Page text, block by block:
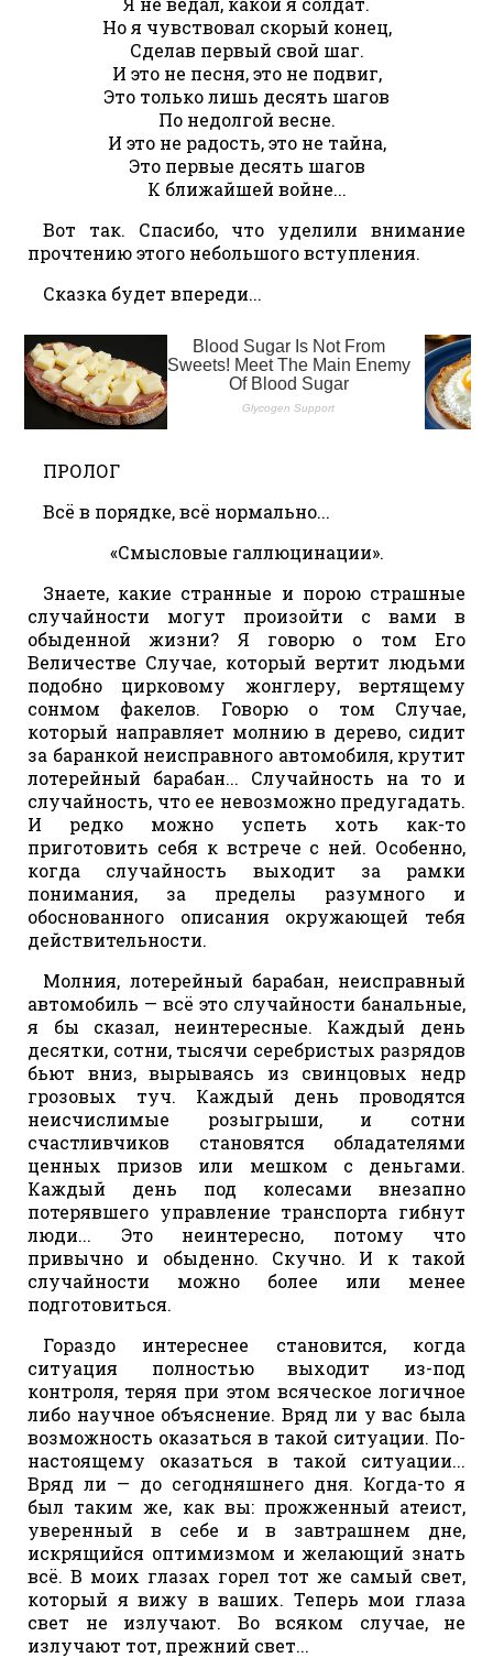
Но я чувствовал скорый конец,
Сделав первый свой шаг.
И это не песня, это не подвиг,
Это только лишь десять шагов
По недолгой весне.
И это не радость, это не тайна,
Это первые десять шагов
К ближайшей войне...
Вот так. Спасибо, что уделили внимание
прочтению этого небольшого вступления.
Сказка будет впереди...
ПРОЛОГ
Всё в порядке, всё нормально...
«Смысловые галлюцинации».
Знаете, какие странные и порою страшные
случайности могут произойти с вами в
обыденной жизни? Я говорю о том Его
Величестве Случае, который вертит людьми
подобно цирковому жонглеру, вертящему
сонмом факелов. Говорю о том Случае,
который направляет молнию в дерево, сидит
за баранкой неисправного автомобиля, крутит
лотерейный барабан... Случайность на то и
случайность, что ее невозможно предугадать.
И редко можно успеть хоть как-то
приготовить себя к встрече с ней. Особенно,
когда случайность выходит за рамки
понимания, за пределы разумного и
обоснованного описания окружающей тебя
действительности.
Молния, лотерейный барабан, неисправный
автомобиль — всё это случайности банальные,
я бы сказал, неинтересные. Каждый день
десятки, сотни, тысячи серебристых разрядов
бьют вниз, вырываясь из свинцовых недр
грозовых туч. Каждый день проводятся
неисчислимые розыгрыши, и сотни
счастливчиков становятся обладателями
ценных призов или мешком с деньгами.
Каждый день под колесами внезапно
потерявшего управление транспорта гибнут
люди... Это неинтересно, потому что
привычно и обыденно. Скучно. И к такой
случайности можно более или менее
подготовиться.
Гораздо интереснее становится, когда
ситуация полностью выходит из-под
контроля, теряя при этом всяческое логичное
либо научное объяснение. Вряд ли у вас была
возможность оказаться в такой ситуации. По-
настоящему оказаться в такой ситуации...
Вряд ли — до сегодняшнего дня. Когда-то я
был таким же, как вы: прожженный атеист,
уверенный в себе и в завтрашнем дне,
искрящийся оптимизмом и желающий знать
всё. В моих глазах горел тот же самый свет,
который я вижу в ваших. Теперь мои глаза
свет не излучают. Во всяком случае, не
излучают тот, прежний свет...